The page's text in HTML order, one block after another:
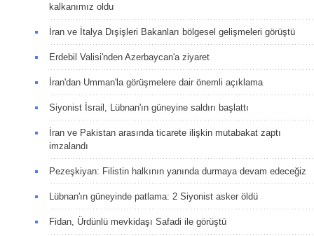
kalkanımız oldu
İran ve İtalya Dışişleri Bakanları bölgesel gelişmeleri görüştü
Erdebil Valisi'nden Azerbaycan'a ziyaret
İran'dan Umman'la görüşmelere dair önemli açıklama
Siyonist İsrail, Lübnan'ın güneyine saldırı başlattı
İran ve Pakistan arasında ticarete ilişkin mutabakat zaptı
imzalandı
Pezeşkiyan: Filistin halkının yanında durmaya devam edeceğiz
Lübnan'ın güneyinde patlama: 2 Siyonist asker öldü
Fidan, Ürdünlü mevkidaşı Safadi ile görüştü